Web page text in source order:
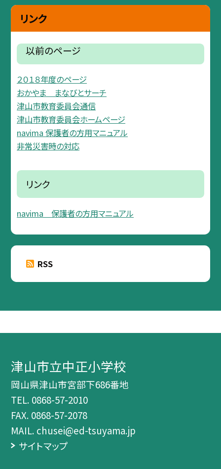
リンク
以前のページ
２０１８年度のページ
おかやま まなびとサーチ
津山市教育委員会通信
津山市教育委員会ホームページ
navima 保護者の方用マニュアル
非常災害時の対応
リンク
navima 保護者の方用マニュアル
RSS
津山市立中正小学校
岡山県津山市宮部下686番地
TEL. 0868-57-2010
FAX. 0868-57-2078
MAIL. chusei@ed-tsuyama.jp
サイトマップ